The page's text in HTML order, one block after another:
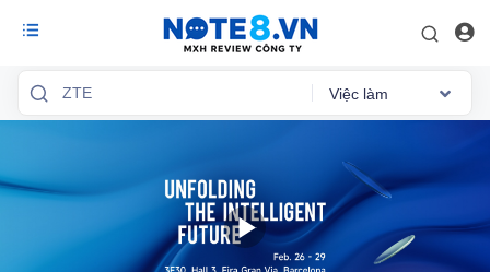
Việc làm
Reviews
Việc làm
Mức lương